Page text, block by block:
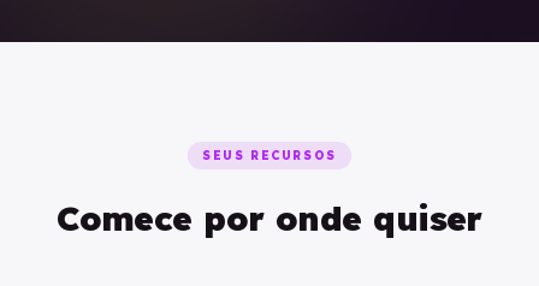
SEUS RECURSOS
Comece por onde quiser